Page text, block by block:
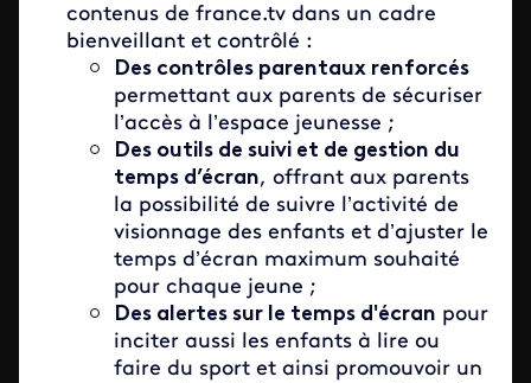
contenus de france.tv dans un cadre
bienveillant et contrôlé :
Des contrôles parentaux renforcés
permettant aux parents de sécuriser
l’accès à l’espace jeunesse ;
Des outils de suivi et de gestion du
temps d’écran, offrant aux parents
la possibilité de suivre l’activité de
visionnage des enfants et d’ajuster le
temps d’écran maximum souhaité
pour chaque jeune ;
Des alertes sur le temps d'écran pour
inciter aussi les enfants à lire ou
faire du sport et ainsi promouvoir un